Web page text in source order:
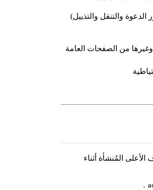
والتنقل والتذييل)
من الصفحات العامة
المُنشأة أثناء
.